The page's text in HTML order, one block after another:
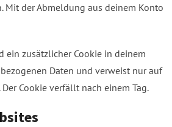
der Abmeldung aus deinem Konto
ein zusätzlicher Cookie in deinem
Daten und verweist nur auf
Cookie verfällt nach einem Tag.